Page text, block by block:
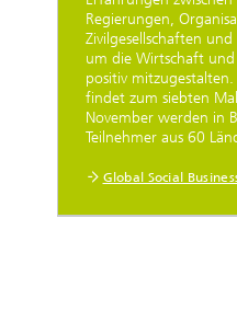
Regierungen,
Zivilgesellschaften
um die Wirtschaft und
positiv mitzugestalten.
findet zum siebten
November werden in
Teilnehmer aus 60
Global Social